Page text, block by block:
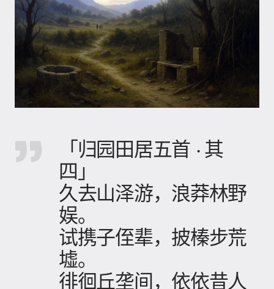
「归园田居五首 · 其
四」
久去山泽游，浪莽林野
娱。
试携子侄辈，披榛步荒
墟。
徘徊丘垄间，依依昔人